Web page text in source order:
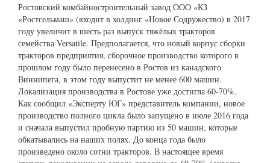
Ростовский комбайностроительный завод ООО «КЗ
«Ростсельмаш» (входит в холдинг «Новое Содружество) в 2017
году увеличит в шесть раз выпуск тяжёлых тракторов
семейства Versatile. Предполагается, что новый корпус сборки
тракторов предприятия, сборочное производство которого в
прошлом году было перенесено в Ростов из канадского
Виннипега, в этом году выпустит не менее 600 машин.
Локализация производства в Ростове уже достигла 60-70%.
Как сообщил «Эксперту ЮГ» представитель компании, новое
производство полного цикла было запущено в июле 2016 года
и сначала выпустил пробную партию из 50 машин, которые
обкатывались на наших полях. До конца года было
произведено около сотни тракторов. В настоящее время